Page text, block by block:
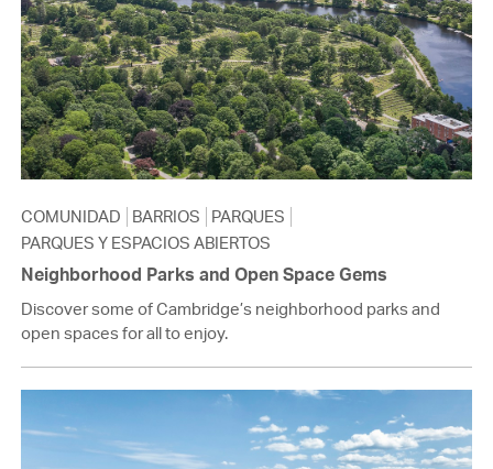
COMUNIDAD BARRIOS
PARQUES
PARQUES Y ESPACIOS ABIERTOS
Neighborhood Parks and Open Space Gems
Discover some of Cambridge’s neighborhood parks and
open spaces for all to enjoy.